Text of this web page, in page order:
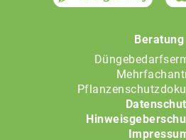
Beratung